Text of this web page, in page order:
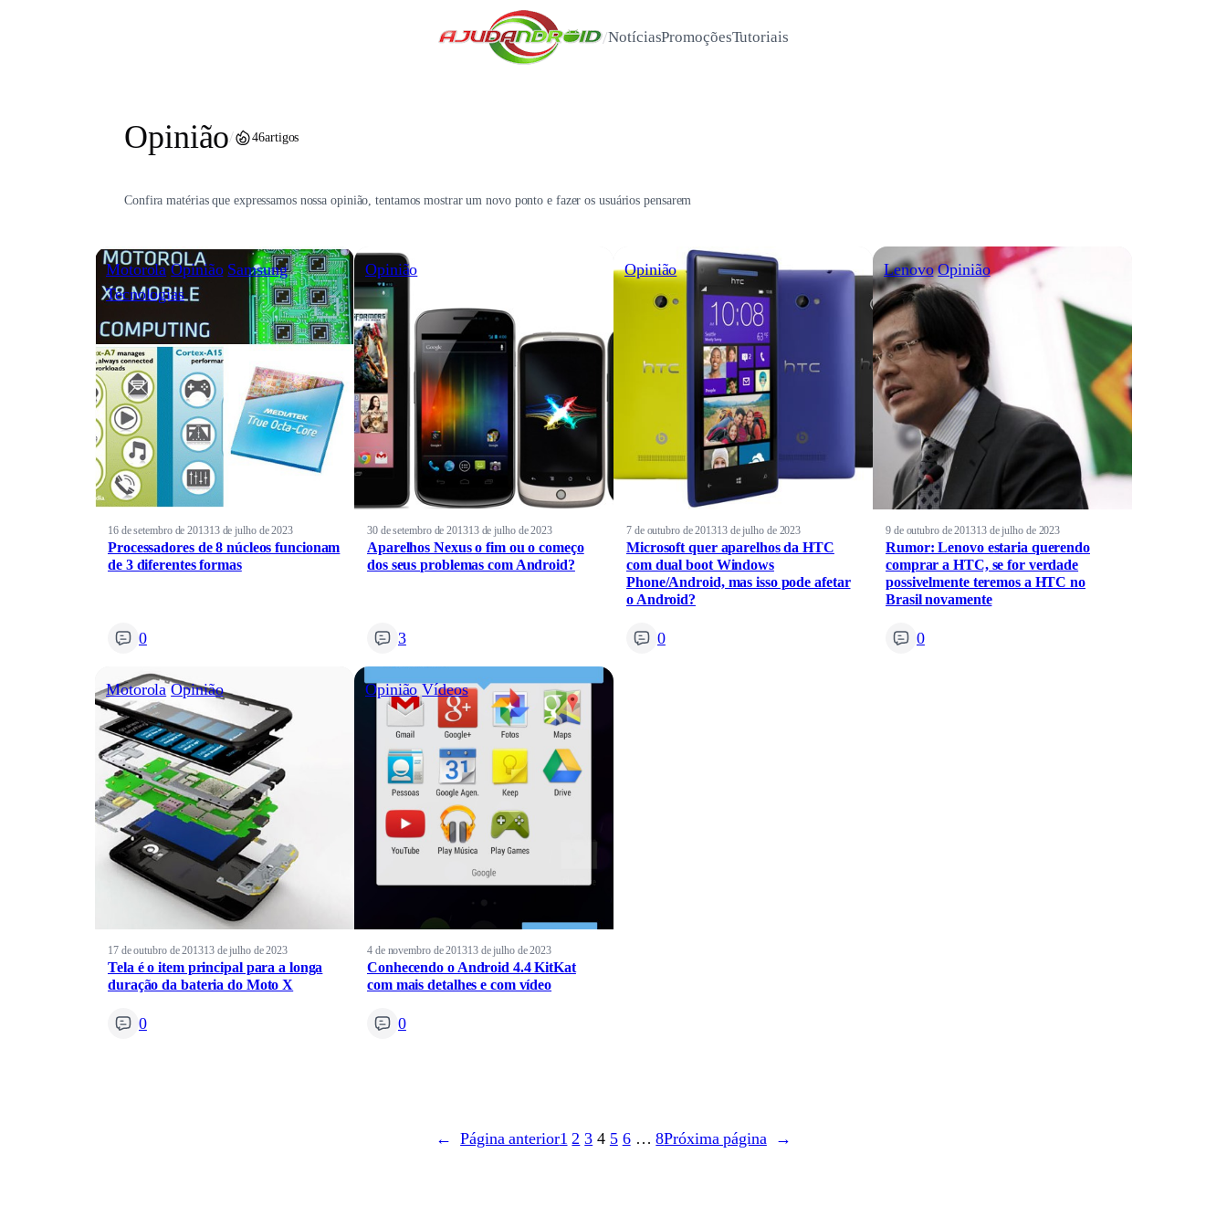
/NotíciasPromoçõesTutoriais
Opinião/ 46artigos
Confira matérias que expressamos nossa opinião, tentamos mostrar um novo ponto e fazer os usuários pensarem
Motorola Opinião Samsung
Tecnologias
16 de setembro de 201313 de julho de 2023
Processadores de 8 núcleos funcionam
de 3 diferentes formas
0
Opinião
30 de setembro de 201313 de julho de 2023
Aparelhos Nexus o fim ou o começo
dos seus problemas com Android?
3
Opinião
7 de outubro de 201313 de julho de 2023
Microsoft quer aparelhos da HTC
com dual boot Windows
Phone/Android, mas isso pode afetar
o Android?
0
Lenovo Opinião
9 de outubro de 201313 de julho de 2023
Rumor: Lenovo estaria querendo
comprar a HTC, se for verdade
possivelmente teremos a HTC no
Brasil novamente
0
Motorola Opinião
17 de outubro de 201313 de julho de 2023
Tela é o item principal para a longa
duração da bateria do Moto X
0
Opinião Vídeos
4 de novembro de 201313 de julho de 2023
Conhecendo o Android 4.4 KitKat
com mais detalhes e com vídeo
0
← Página anterior1 2 3 4 5 6 … 8Próxima página →